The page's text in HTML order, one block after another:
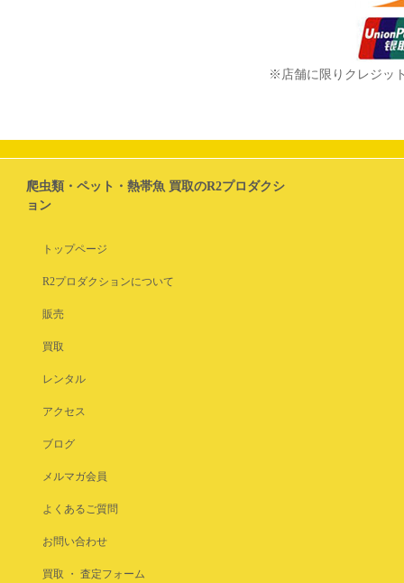
※店舗に限りクレジッ
爬虫類・ペット・熱帯魚 買取のR2プロダクシ
ョン
トップページ
R2プロダクションについて
販売
買取
レンタル
アクセス
ブログ
メルマガ会員
よくあるご質問
お問い合わせ
買取 ・ 査定フォーム